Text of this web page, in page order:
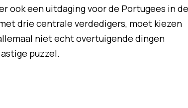
ook een uitdaging voor de Portugees in de
drie centrale verdedigers, moet kiezen
niet echt overtuigende dingen
puzzel.